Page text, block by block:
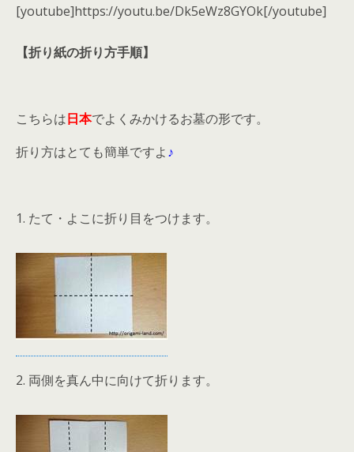
[youtube]https://youtu.be/Dk5eWz8GYOk[/youtube]
【折り紙の折り方手順】
こちらは日本でよくみかけるお墓の形です。
折り方はとても簡単ですよ♪
1. たて・よこに折り目をつけます。
2. 両側を真ん中に向けて折ります。